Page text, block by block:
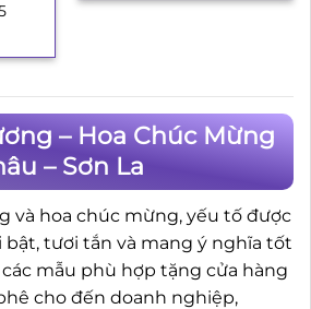
– Hoa Chúc Mừng
– Sơn La
và hoa chúc mừng, yếu tố được
bật, tươi tắn và mang ý nghĩa tốt
mẫu phù hợp tặng cửa hàng
cho đến doanh nghiệp,